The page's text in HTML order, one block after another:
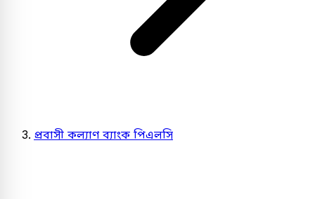
প্রবাসী কল্যাণ ব্যাংক পিএলসি